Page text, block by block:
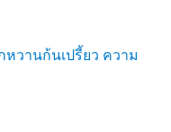
วานก้นเปรี้ยว ความ